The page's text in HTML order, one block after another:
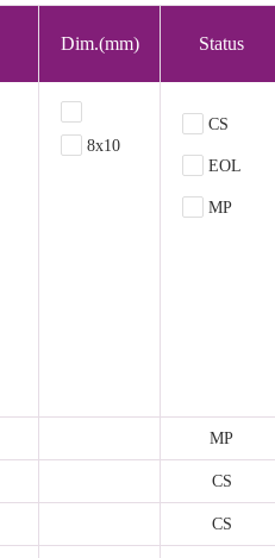
Dim.(mm) Status
8x10
CS
EOL
MP
MP
CS
CS